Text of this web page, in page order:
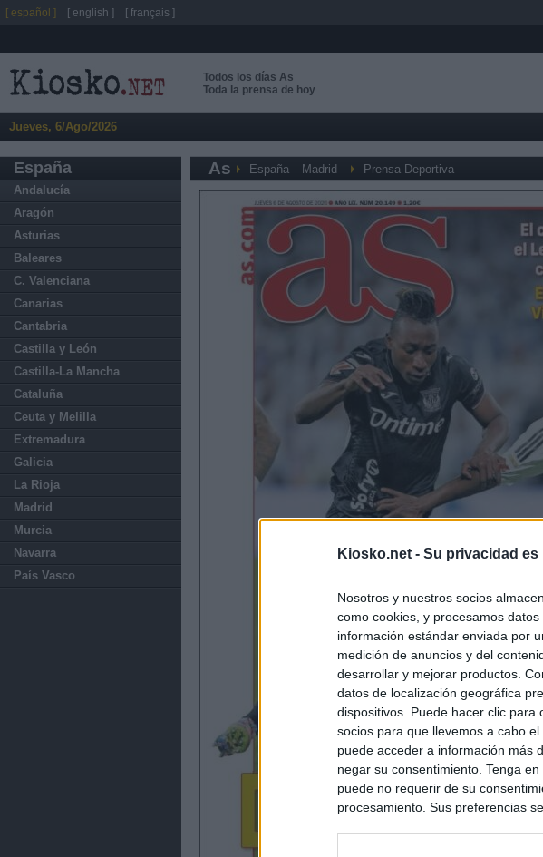
Kiosko.net - Su privacidad
Nosotros y nuestros socios
como cookies, y procesamos
información estándar enviada por
medición de anuncios y del
desarrollar y mejorar productos.
datos de localización geográfica
dispositivos. Puede hacer clic
socios para que llevemos a cabo
puede acceder a información más
negar su consentimiento. Tenga
puede no requerir de su
procesamiento. Sus preferencias
Todos los días As
Toda la prensa de hoy
Jueves, 6/Ago/2026
España
Andalucía
Aragón
Asturias
Baleares
C. Valenciana
Canarias
Cantabria
Castilla y León
Castilla-La Mancha
Cataluña
Ceuta y Melilla
Extremadura
Galicia
La Rioja
Madrid
Murcia
Navarra
País Vasco
As España Madrid Prensa Deportiva
[ español ] [ english ] [ français ]